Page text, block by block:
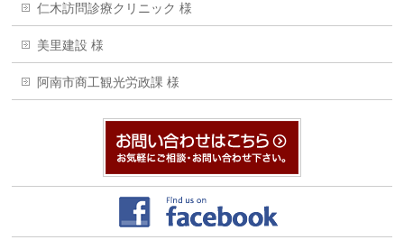
仁木訪問診療クリニック 様
美里建設 様
阿南市商工観光労政課 様